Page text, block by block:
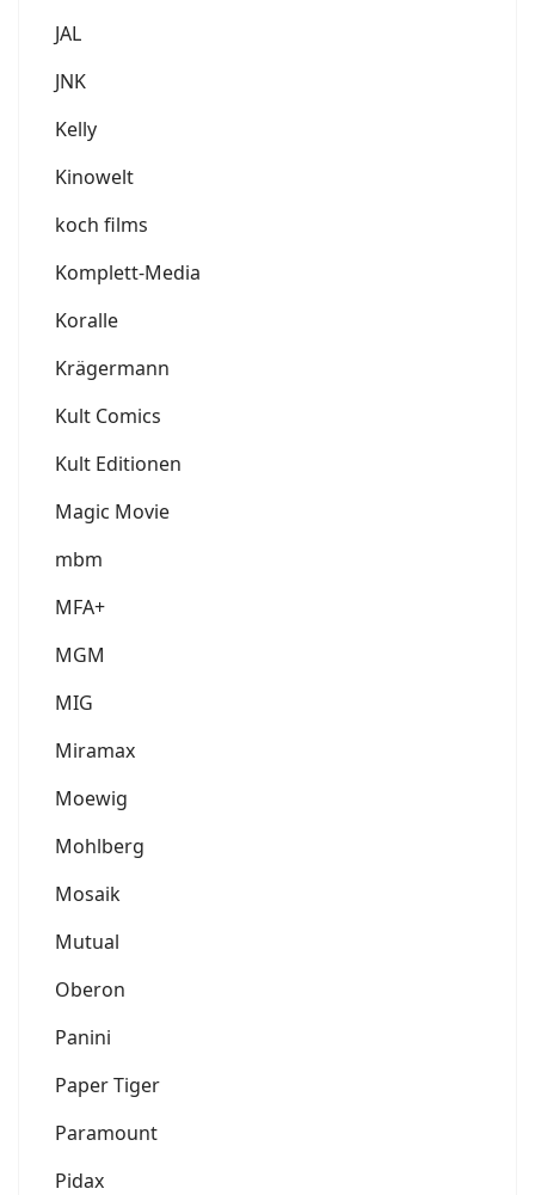
JAL
JNK
Kelly
Kinowelt
koch films
Komplett-Media
Koralle
Krägermann
Kult Comics
Kult Editionen
Magic Movie
mbm
MFA+
MGM
MIG
Miramax
Moewig
Mohlberg
Mosaik
Mutual
Oberon
Panini
Paper Tiger
Paramount
Pidax